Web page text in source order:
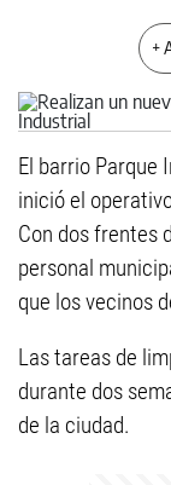
+
El barrio Parque
inició el
Con dos frentes
personal
que los vecinos
Las tareas de
durante dos
de la ciudad.